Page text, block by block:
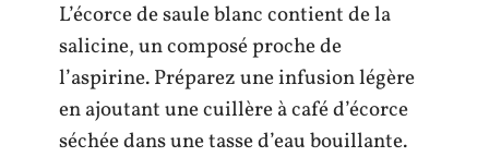
L’écorce de saule blanc contient de la
salicine, un composé proche de
l’aspirine. Préparez une infusion légère
en ajoutant une cuillère à café d’écorce
séchée dans une tasse d’eau bouillante.